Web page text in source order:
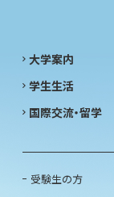
大学案内
学生生活
国際交流・留学
受験生の方